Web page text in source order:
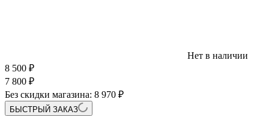
Нет в наличии
8 500 ₽
7 800 ₽
Без скидки магазина: 8 970 ₽
БЫСТРЫЙ ЗАКАЗ